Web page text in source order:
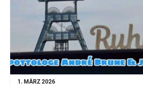
1. MÄRZ 2026